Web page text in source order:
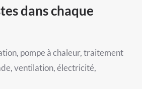
dans chaque
pompe à chaleur, traitement
ventilation, électricité,